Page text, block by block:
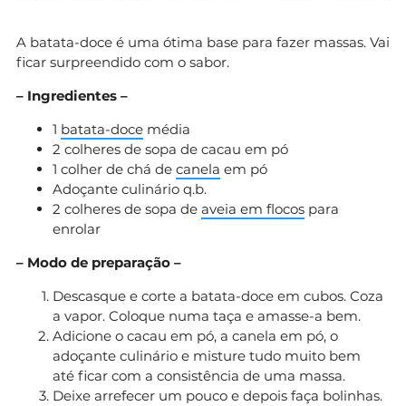
A batata-doce é uma ótima base para fazer massas. Vai
ficar surpreendido com o sabor.
– Ingredientes –
1 batata-doce média
2 colheres de sopa de cacau em pó
1 colher de chá de canela em pó
Adoçante culinário q.b.
2 colheres de sopa de aveia em flocos para
enrolar
– Modo de preparação –
Descasque e corte a batata-doce em cubos. Coza
a vapor. Coloque numa taça e amasse-a bem.
Adicione o cacau em pó, a canela em pó, o
adoçante culinário e misture tudo muito bem
até ficar com a consistência de uma massa.
Deixe arrefecer um pouco e depois faça bolinhas.